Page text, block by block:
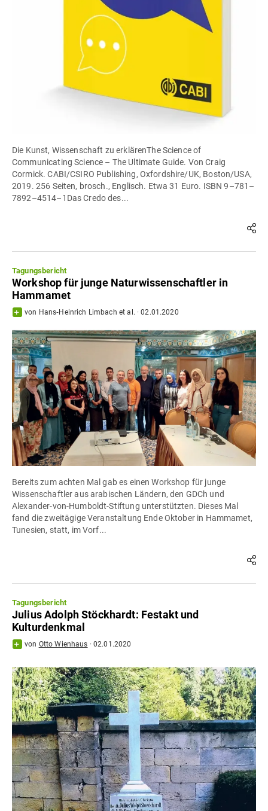
Die Kunst, Wissenschaft zu erklärenThe Science of
Communicating Science – The Ultimate Guide. Von Craig
Cormick. CABI/CSIRO Publishing, Oxfordshire/UK, Boston/USA,
2019. 256 Seiten, brosch., Englisch. Etwa 31 Euro. ISBN 9–781–
7892–4514–1Das Credo des...
Tagungsbericht
Workshop für junge Naturwissenschaftler in
Hammamet
von Hans‐Heinrich Limbach et al. ·02.01.2020
Bereits zum achten Mal gab es einen Workshop für junge
Wissenschaftler aus arabischen Ländern, den GDCh und
Alexander-von-Humboldt-Stiftung unterstützten. Dieses Mal
fand die zweitägige Veranstaltung Ende Oktober in Hammamet,
Tunesien, statt, im Vorf...
Tagungsbericht
Julius Adolph Stöckhardt: Festakt und
Kulturdenkmal
von Otto Wienhaus ·02.01.2020